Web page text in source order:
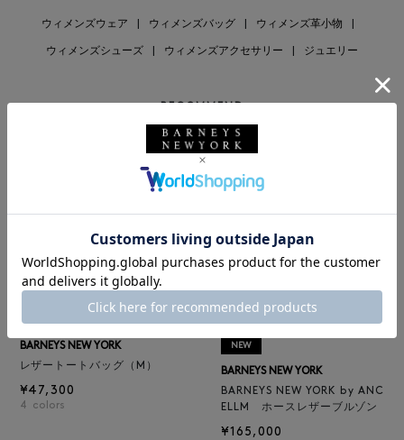
ウィメンズウェア ウィメンズバッグ ウィメンズ革小物
ウィメンズシューズ ウィメンズアクセサリー ジュエリー
BARNEYS NEW YORK
レザートートバッグ（M）
¥47,300
4 colors
NEW
BARNEYS NEW YORK
BARNEYS NEW YORK by ANC
ELLM ホースレザーブルゾン
¥165,000